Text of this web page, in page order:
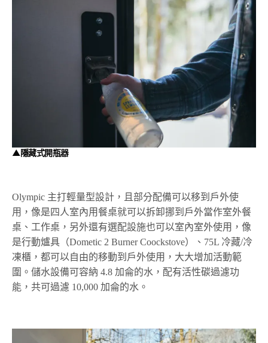
▲隱藏式開瓶器
Olympic 主打輕量型設計，且部分配備可以移到戶外使
用，像是四人室內用餐桌就可以拆卸挪到戶外當作室外餐
桌、工作桌，另外還有選配設施也可以室內室外使用，像
是行動爐具（Dometic 2 Burner Coockstove）、75L 冷藏/冷
凍櫃，都可以自由的移動到戶外使用，大大增加活動範
圍。儲水設備可容納 4.8 加侖的水，配有活性碳過濾功
能，共可過濾 10,000 加侖的水。